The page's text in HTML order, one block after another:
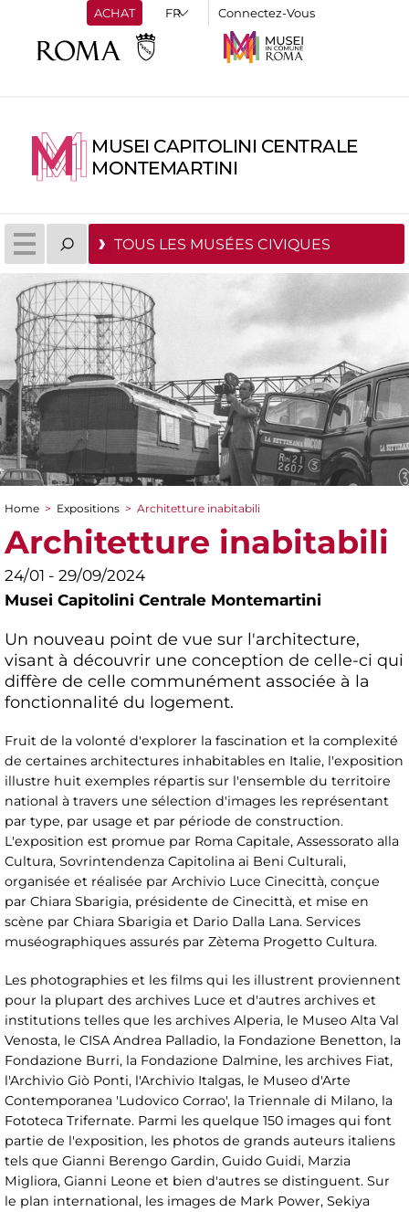
ACHAT Connectez-Vous
MUSEI CAPITOLINI CENTRALE
MONTEMARTINI
TOUS LES MUSÉES CIVIQUES
You are here
Home > Expositions > Architetture inabitabili
Architetture inabitabili
24/01 - 29/09/2024
Musei Capitolini Centrale Montemartini
Un nouveau point de vue sur l'architecture,
visant à découvrir une conception de celle-ci qui
diffère de celle communément associée à la
fonctionnalité du logement.
Fruit de la volonté d'explorer la fascination et la complexité
de certaines architectures inhabitables en Italie, l'exposition
illustre huit exemples répartis sur l'ensemble du territoire
national à travers une sélection d'images les représentant
par type, par usage et par période de construction.
L'exposition est promue par Roma Capitale, Assessorato alla
Cultura, Sovrintendenza Capitolina ai Beni Culturali,
organisée et réalisée par Archivio Luce Cinecittà, conçue
par Chiara Sbarigia, présidente de Cinecittà, et mise en
scène par Chiara Sbarigia et Dario Dalla Lana. Services
muséographiques assurés par Zètema Progetto Cultura.
Les photographies et les films qui les illustrent proviennent
pour la plupart des archives Luce et d'autres archives et
institutions telles que les archives Alperia, le Museo Alta Val
Venosta, le CISA Andrea Palladio, la Fondazione Benetton, la
Fondazione Burri, la Fondazione Dalmine, les archives Fiat,
l'Archivio Giò Ponti, l'Archivio Italgas, le Museo d'Arte
Contemporanea 'Ludovico Corrao', la Triennale di Milano, la
Fototeca Trifernate. Parmi les quelque 150 images qui font
partie de l'exposition, les photos de grands auteurs italiens
tels que Gianni Berengo Gardin, Guido Guidi, Marzia
Migliora, Gianni Leone et bien d'autres se distinguent. Sur
le plan international, les images de Mark Power, Sekiya